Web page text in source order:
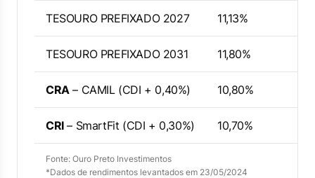
TESOURO PREFIXADO 2027 11,13%
TESOURO PREFIXADO 2031 11,80%
CRA– CAMIL (CDI + 0,40%) 10,80%
CRI– SmartFit (CDI + 0,30%) 10,70%
Fonte: Ouro Preto Investimentos
*Dados de rendimentos levantados em 23/05/2024